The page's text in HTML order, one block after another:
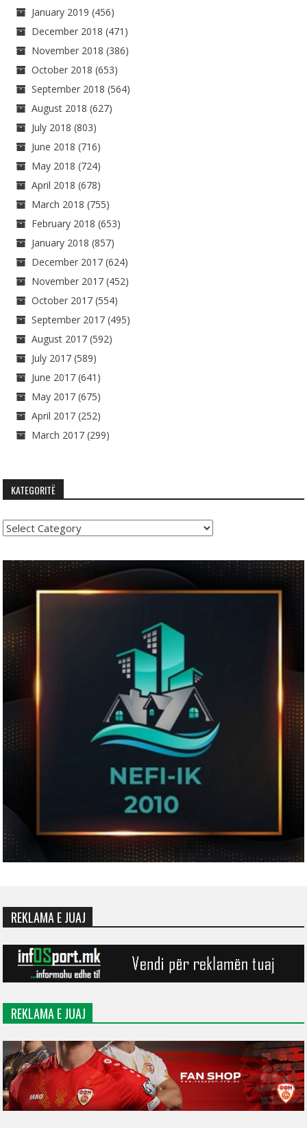
January 2019 (456)
December 2018 (471)
November 2018 (386)
October 2018 (653)
September 2018 (564)
August 2018 (627)
July 2018 (803)
June 2018 (716)
May 2018 (724)
April 2018 (678)
March 2018 (755)
February 2018 (653)
January 2018 (857)
December 2017 (624)
November 2017 (452)
October 2017 (554)
September 2017 (495)
August 2017 (592)
July 2017 (589)
June 2017 (641)
May 2017 (675)
April 2017 (252)
March 2017 (299)
KATEGORITË
Kategoritë
REKLAMA E JUAJ
REKLAMA E JUAJ